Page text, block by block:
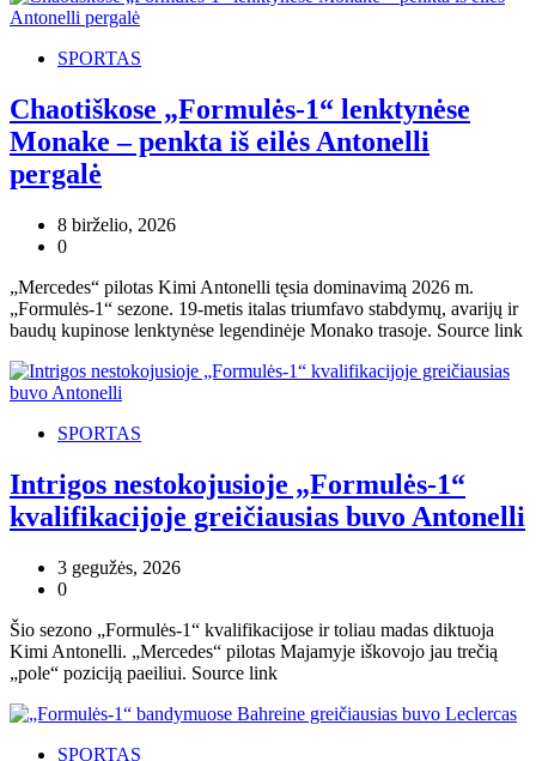
SPORTAS
Chaotiškose „Formulės-1“ lenktynėse
Monake – penkta iš eilės Antonelli
pergalė
8 birželio, 2026
0
„Mercedes“ pilotas Kimi Antonelli tęsia dominavimą 2026 m.
„Formulės-1“ sezone. 19-metis italas triumfavo stabdymų, avarijų ir
baudų kupinose lenktynėse legendinėje Monako trasoje. Source link
SPORTAS
Intrigos nestokojusioje „Formulės-1“
kvalifikacijoje greičiausias buvo Antonelli
3 gegužės, 2026
0
Šio sezono „Formulės-1“ kvalifikacijose ir toliau madas diktuoja
Kimi Antonelli. „Mercedes“ pilotas Majamyje iškovojo jau trečią
„pole“ poziciją paeiliui. Source link
SPORTAS